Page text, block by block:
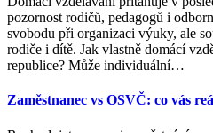
pozornost rodičů, pedagogů i
svobodu při organizaci výuky, ale
rodiče i dítě. Jak vlastně domácí
republice? Může individuální…
Zaměstnanec vs OSVČ: co vás